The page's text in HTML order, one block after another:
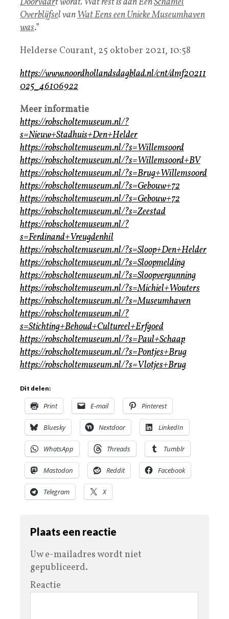
Overblijfsel vanWat Eens een Unieke Museumhaven
was.”
Helderse Courant, 25 oktober 2021, 10:58
https://www.noordhollandsdagblad.nl/cnt/dmf20211
025_46106922
Meer informatie
https://robscholtemuseum.nl/?
s=Nieuw+Stadhuis+Den+Helder
https://robscholtemuseum.nl/?s=Willemsoord
https://robscholtemuseum.nl/?s=Willemsoord+BV
https://robscholtemuseum.nl/?s=Brug+Willemsoord
https://robscholtemuseum.nl/?s=Gebouw+72
https://robscholtemuseum.nl/?s=Gebouw+72
https://robscholtemuseum.nl/?s=Zeestad
https://robscholtemuseum.nl/?
s=Ferdinand+Vreugdenhil
https://robscholtemuseum.nl/?s=Sloop+Den+Helder
https://robscholtemuseum.nl/?s=Sloopmelding
https://robscholtemuseum.nl/?s=Sloopvergunning
https://robscholtemuseum.nl/?s=Michiel+Wouters
https://robscholtemuseum.nl/?s=Museumhaven
https://robscholtemuseum.nl/?
s=Stichting+Behoud+Cultureel+Erfgoed
https://robscholtemuseum.nl/?s=Paul+Schaap
https://robscholtemuseum.nl/?s=Pontjes+Brug
https://robscholtemuseum.nl/?s=Vlotjes+Brug
Dit delen:
Print E-mail Pinterest
Bluesky Nextdoor LinkedIn
WhatsApp Threads Tumblr
Mastodon Reddit Facebook
Telegram X
Plaats een reactie
Uw e-mailadres wordt niet
gepubliceerd.
Reactie